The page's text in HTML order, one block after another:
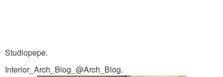
Studiopepe.
Interior_Arch_Blog_@Arch_Blog.